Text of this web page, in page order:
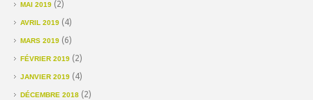
MAI 2019 (2)
AVRIL 2019 (4)
MARS 2019 (6)
FÉVRIER 2019 (2)
JANVIER 2019 (4)
DÉCEMBRE 2018 (2)